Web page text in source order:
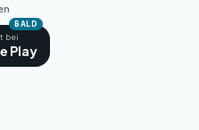
BALD
bei
Play